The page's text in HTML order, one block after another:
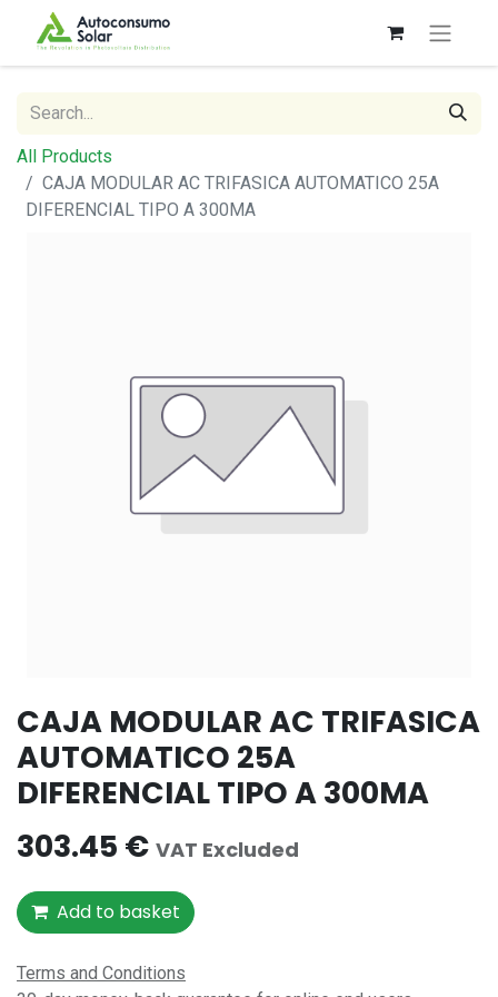
All Products
CAJA MODULAR AC TRIFASICA AUTOMATICO 25A
DIFERENCIAL TIPO A 300MA
CAJA MODULAR AC TRIFASICA
AUTOMATICO 25A
DIFERENCIAL TIPO A 300MA
303.45 € VAT Excluded
Add to basket
Terms and Conditions